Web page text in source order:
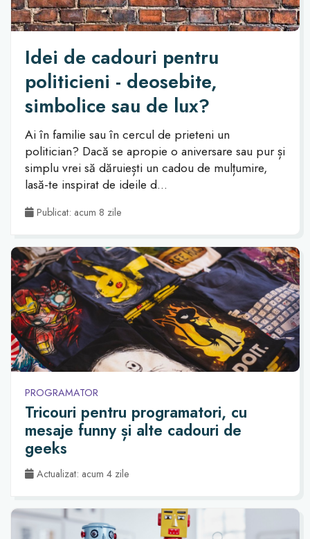
Idei de cadouri pentru
politicieni - deosebite,
simbolice sau de lux?
Ai în familie sau în cercul de prieteni un
politician? Dacă se apropie o aniversare sau pur și
simplu vrei să dăruiești un cadou de mulțumire,
lasă-te inspirat de ideile d...
Publicat: acum 8 zile
PROGRAMATOR
Tricouri pentru programatori, cu
mesaje funny și alte cadouri de
geeks
Actualizat: acum 4 zile